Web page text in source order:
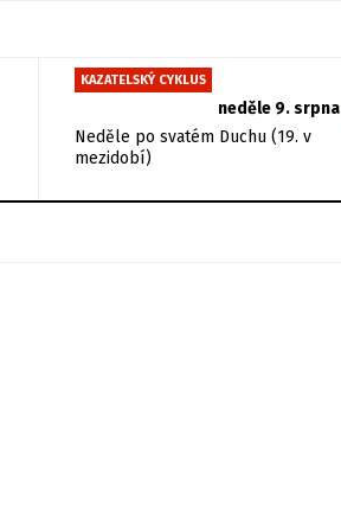
KAZATELSKÝ CYKLUS
neděle 9. srpna
Neděle po svatém Duchu (19. v
mezidobí)